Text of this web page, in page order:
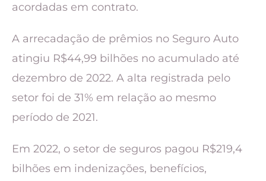
acordadas em contrato.
A arrecadação de prêmios no Seguro Auto
atingiu R$44,99 bilhões no acumulado até
dezembro de 2022. A alta registrada pelo
setor foi de 31% em relação ao mesmo
período de 2021.
Em 2022, o setor de seguros pagou R$219,4
bilhões em indenizações, benefícios,